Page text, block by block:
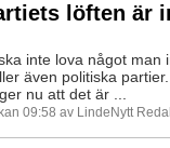
löften är
inte lova något man
även politiska
nu att det är ...
09:58 av LindeNytt